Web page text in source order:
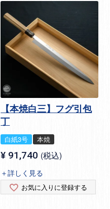
【本焼白三】フグ引包
丁
白紙3号 本焼
¥ 91,740 税込
＋詳しく見る
お気に入りに登録する